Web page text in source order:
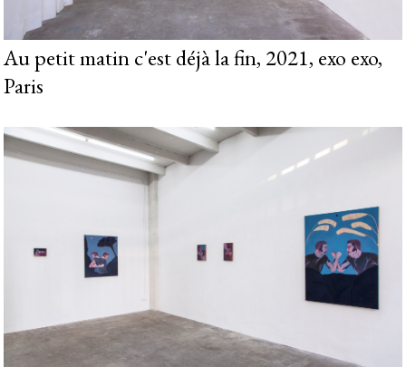
Au petit matin c'est déjà la fin, 2021, exo exo,
Paris